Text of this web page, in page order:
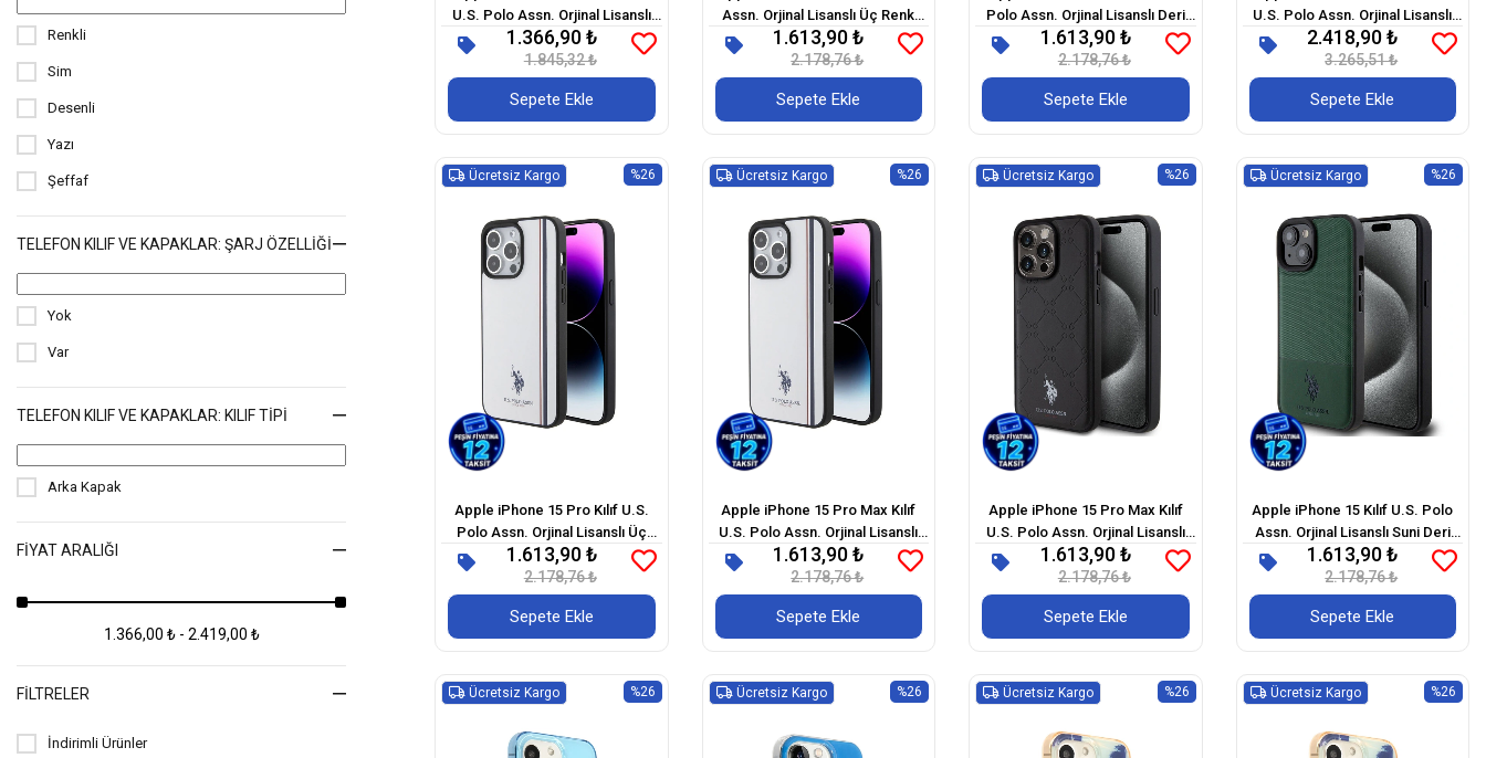
Renkli
Sim
Desenli
Yazı
Şeffaf
TELEFON KILIF VE KAPAKLAR: ŞARJ ÖZELLIĞI
Yok
Var
TELEFON KILIF VE KAPAKLAR: KILIF TIPI
Arka Kapak
FIYAT ARALIĞI
1.366,00 ₺ - 2.419,00 ₺
FILTRELER
İndirimli Ürünler
U.S. Polo Assn. Orjinal Lisanslı
Simli Parlak Alfabe Tasarım
Kapak
1.366,90 ₺
1.845,32 ₺
Sepete Ekle
Assn. Orjinal Lisanslı Üç Renk
Şerit Tasarımlı Baskı Logolu
Kapak
1.613,90 ₺
2.178,76 ₺
Sepete Ekle
Polo Assn. Orjinal Lisanslı Deri
Şeritli Logo Dizayn Kapak
1.613,90 ₺
2.178,76 ₺
Sepete Ekle
U.S. Polo Assn. Orjinal Lisanslı
Baskı Logolu PU Kartlıklı Kapak
2.418,90 ₺
3.265,51 ₺
Sepete Ekle
Apple iPhone 15 Pro Kılıf U.S.
Polo Assn. Orjinal Lisanslı Üç
Renk Şerit Tasarımlı Baskı Logolu
Kapak
1.613,90 ₺
2.178,76 ₺
Sepete Ekle
%26
Ücretsiz Kargo
Apple iPhone 15 Pro Max Kılıf
U.S. Polo Assn. Orjinal Lisanslı
Üç Renk Şerit Tasarımlı Baskı
Logolu Kapak
1.613,90 ₺
2.178,76 ₺
Sepete Ekle
%26
Ücretsiz Kargo
Apple iPhone 15 Pro Max Kılıf
U.S. Polo Assn. Orjinal Lisanslı
HS Desenli Baskı Logolu Suni
Deri Kapak
1.613,90 ₺
2.178,76 ₺
Sepete Ekle
%26
Ücretsiz Kargo
Apple iPhone 15 Kılıf U.S. Polo
Assn. Orjinal Lisanslı Suni Deri
Arka Yüzey Baskı Logolu Örgü
Desenli Kapak
1.613,90 ₺
2.178,76 ₺
Sepete Ekle
%26
Ücretsiz Kargo
%26
Ücretsiz Kargo %26
Ücretsiz Kargo %26
Ücretsiz Kargo %26
Ücretsiz Kargo